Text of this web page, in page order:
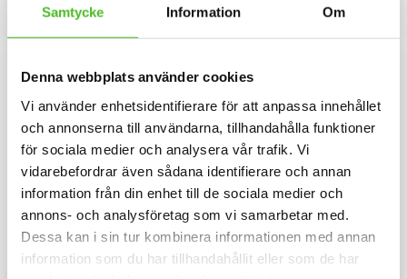
Samtycke Information Om
Denna webbplats använder cookies
Vi använder enhetsidentifierare för att anpassa innehållet
och annonserna till användarna, tillhandahålla funktioner
för sociala medier och analysera vår trafik. Vi
vidarebefordrar även sådana identifierare och annan
information från din enhet till de sociala medier och
annons- och analysföretag som vi samarbetar med.
Dessa kan i sin tur kombinera informationen med annan
information som du har tillhandahållit eller som de har
INFO
Fleecefodrad Mössa
F
L
E
E
C
E
F
O
D
Hoodie med